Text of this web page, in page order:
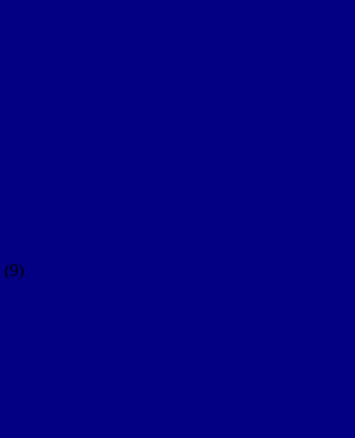
(9)